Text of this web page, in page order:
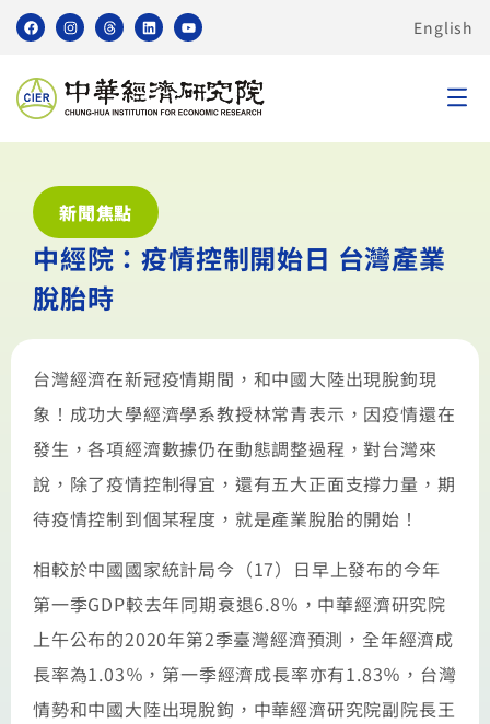
English
新聞焦點
中經院：疫情控制開始日 台灣產業
脫胎時
台灣經濟在新冠疫情期間，和中國大陸出現脫鉤現
象！成功大學經濟學系教授林常青表示，因疫情還在
發生，各項經濟數據仍在動態調整過程，對台灣來
說，除了疫情控制得宜，還有五大正面支撐力量，期
待疫情控制到個某程度，就是產業脫胎的開始！
相較於中國國家統計局今（17）日早上發布的今年
第一季GDP較去年同期衰退6.8％，中華經濟研究院
上午公布的2020年第2季臺灣經濟預測，全年經濟成
長率為1.03％，第一季經濟成長率亦有1.83％，台灣
情勢和中國大陸出現脫鉤，中華經濟研究院副院長王